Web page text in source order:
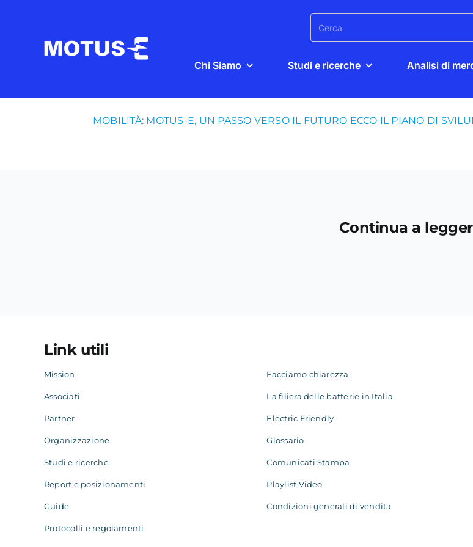
contenuto
Search
for:
Chi Siamo Studi e ricerche Analisi di
MOBILITÀ: MOTUS-E, UN PASSO VERSO IL FUTURO ECCO IL PIANO DI
Continua a
Link utili
Mission
Associati
Partner
Organizzazione
Studi e ricerche
Report e posizionamenti
Guide
Protocolli e regolamenti
Facciamo chiarezza
La filiera delle batterie in Italia
Electric Friendly
Glossario
Comunicati Stampa
Playlist Video
Condizioni generali di vendita